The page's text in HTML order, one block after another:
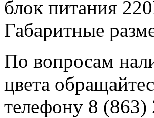
блок питания
Габаритные
По вопросам
цвета
телефону 8